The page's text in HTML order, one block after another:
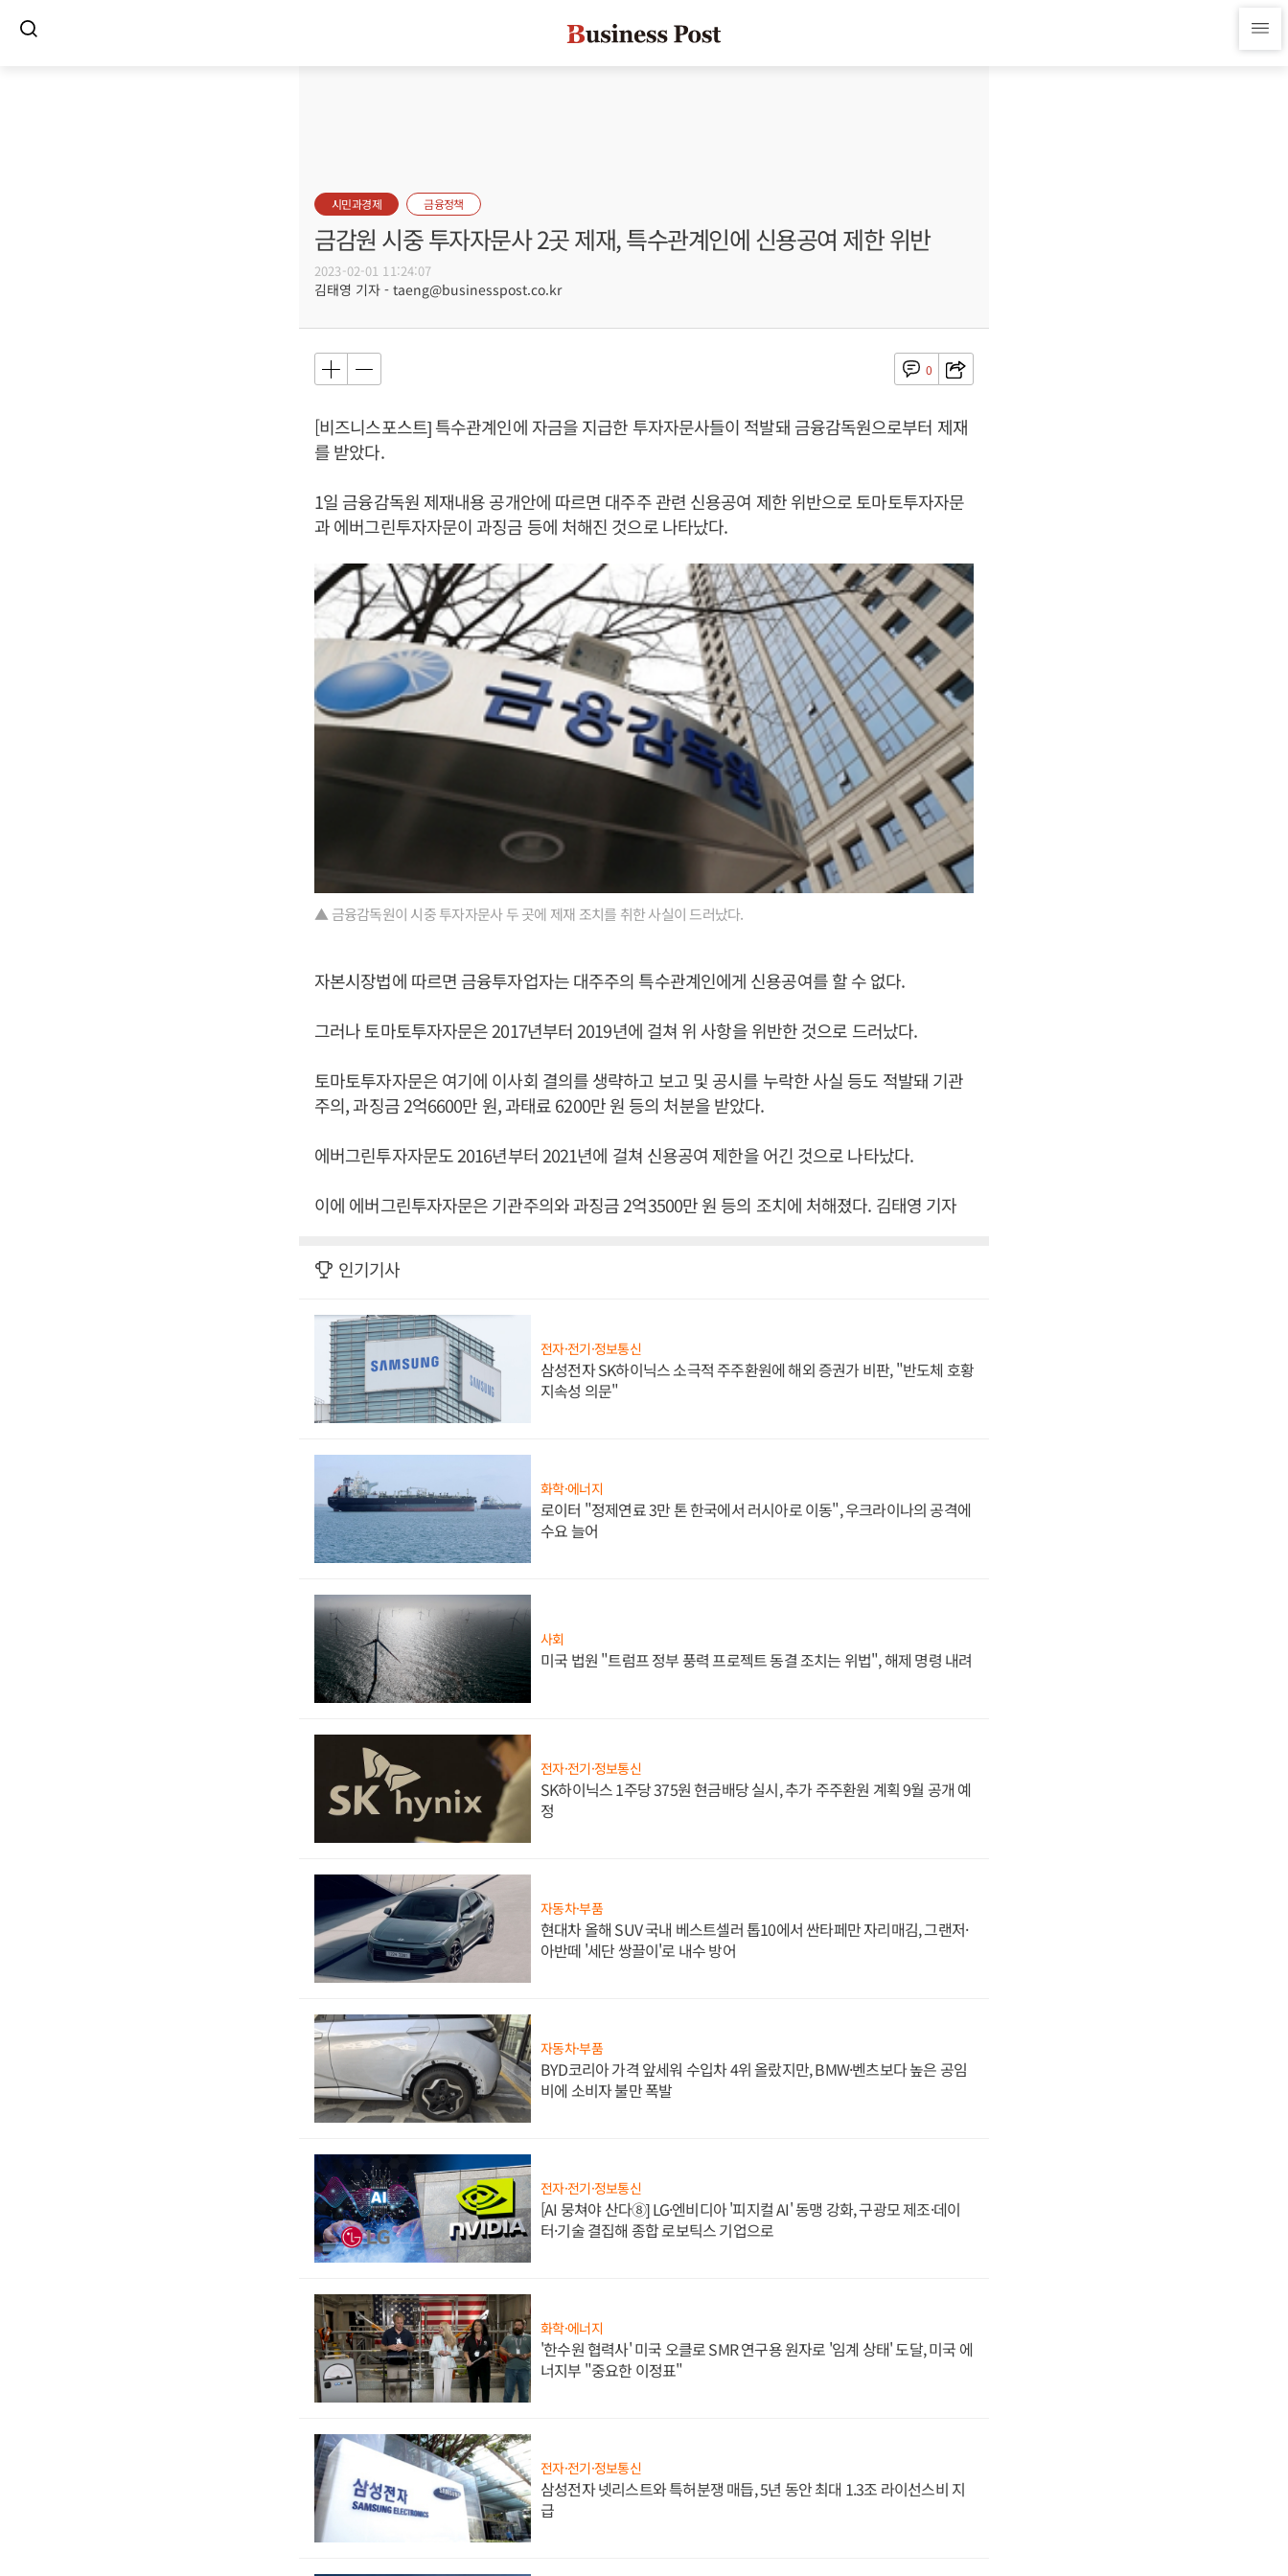
시민과경제 금융정책
금감원 시중 투자자문사 2곳 제재, 특수관계인에 신용공여 제한 위반
2023-02-01 11:24:07
김태영 기자 - taeng@businesspost.co.kr
0
[비즈니스포스트] 특수관계인에 자금을 지급한 투자자문사들이 적발돼 금융감독원으로부터 제재
를 받았다.
1일 금융감독원 제재내용 공개안에 따르면 대주주 관련 신용공여 제한 위반으로 토마토투자자문
과 에버그린투자자문이 과징금 등에 처해진 것으로 나타났다.
▲ 금융감독원이 시중 투자자문사 두 곳에 제재 조치를 취한 사실이 드러났다.
자본시장법에 따르면 금융투자업자는 대주주의 특수관계인에게 신용공여를 할 수 없다.
그러나 토마토투자자문은 2017년부터 2019년에 걸쳐 위 사항을 위반한 것으로 드러났다.
토마토투자자문은 여기에 이사회 결의를 생략하고 보고 및 공시를 누락한 사실 등도 적발돼 기관
주의, 과징금 2억6600만 원, 과태료 6200만 원 등의 처분을 받았다.
에버그린투자자문도 2016년부터 2021년에 걸쳐 신용공여 제한을 어긴 것으로 나타났다.
이에 에버그린투자자문은 기관주의와 과징금 2억3500만 원 등의 조치에 처해졌다. 김태영 기자
인기기사
전자·전기·정보통신
삼성전자 SK하이닉스 소극적 주주환원에 해외 증권가 비판, "반도체 호황
지속성 의문"
화학·에너지
로이터 "정제연료 3만 톤 한국에서 러시아로 이동", 우크라이나의 공격에
수요 늘어
사회
미국 법원 "트럼프 정부 풍력 프로젝트 동결 조치는 위법", 해제 명령 내려
전자·전기·정보통신
SK하이닉스 1주당 375원 현금배당 실시, 추가 주주환원 계획 9월 공개 예
정
자동차·부품
현대차 올해 SUV 국내 베스트셀러 톱10에서 싼타페만 자리매김, 그랜저·
아반떼 '세단 쌍끌이'로 내수 방어
자동차·부품
BYD코리아 가격 앞세워 수입차 4위 올랐지만, BMW·벤츠보다 높은 공임
비에 소비자 불만 폭발
전자·전기·정보통신
[AI 뭉쳐야 산다⑧] LG·엔비디아 '피지컬 AI' 동맹 강화, 구광모 제조·데이
터·기술 결집해 종합 로보틱스 기업으로
화학·에너지
'한수원 협력사' 미국 오클로 SMR 연구용 원자로 '임계 상태' 도달, 미국 에
너지부 "중요한 이정표"
전자·전기·정보통신
삼성전자 넷리스트와 특허분쟁 매듭, 5년 동안 최대 1.3조 라이선스비 지
급